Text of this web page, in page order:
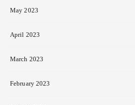
May 2023
April 2023
March 2023
February 2023